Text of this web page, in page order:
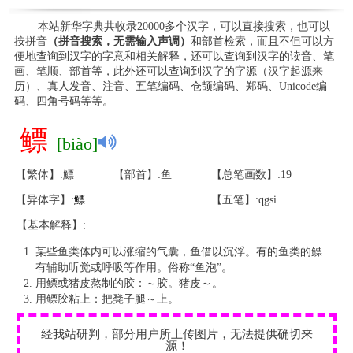
本站新华字典共收录20000多个汉字，可以直接搜索，也可以
按拼音（拼音搜索，无需输入声调） 和部首检索，而且不但可以方
便地查询到汉字的字意和相关解释，还可以查询到汉字的读音、笔
画、笔顺、部首等，此外还可以查询到汉字的字源（汉字起源来
历）、真人发音、注音、五笔编码、仓颉编码、郑码、Unicode编
码、四角号码等等。
鳔 [biào]
【繁体】:鰾 【部首】:鱼 【总笔画数】:19
【异体字】:鰾 【五笔】:qgsi
【基本解释】:
某些鱼类体内可以涨缩的气囊，鱼借以沉浮。有的鱼类的鳔
有辅助听觉或呼吸等作用。俗称“鱼泡”。
用鳔或猪皮熬制的胶：～胶。猪皮～。
用鳔胶粘上：把凳子腿～上。
经我站研判，部分用户所上传图片，无法提供确切来
源！